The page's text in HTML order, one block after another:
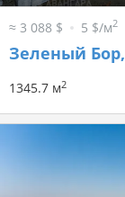
≈ 3 088 $ 5 $/м2
Зеленый
1345.7 м2